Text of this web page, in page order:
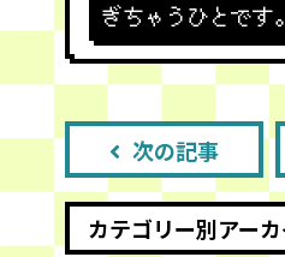
ぎちゃうひとです。
次の記事